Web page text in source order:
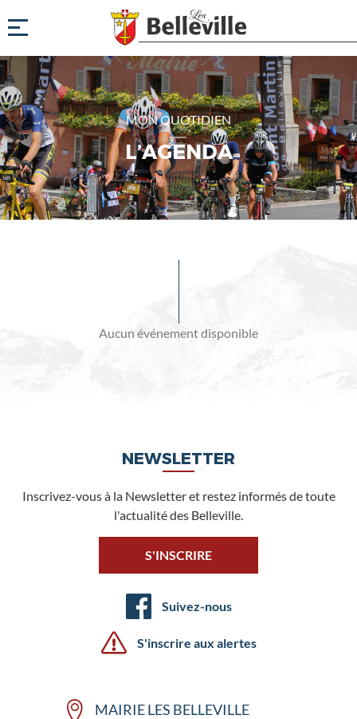
MON QUOTIDIEN
L’AGENDA
Aucun événement disponible
NEWSLETTER
Inscrivez-vous à la Newsletter et restez informés de toute
l'actualité des Belleville.
S'INSCRIRE
Suivez-nous
S'inscrire aux alertes
MAIRIE LES BELLEVILLE